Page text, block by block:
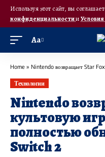
Используя этот сайт, вы
конфиденциальностии
Аа
Home » Nintendo возвращает Star Fox:
Технологии
Nintendo
культовую
полностью
Switch 2